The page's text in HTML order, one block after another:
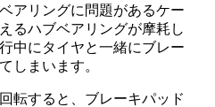
アリングに問題があるケー
るハブベアリングが摩耗し
中にタイヤと一緒にブレー
しまいます。
転すると、ブレーキパッド